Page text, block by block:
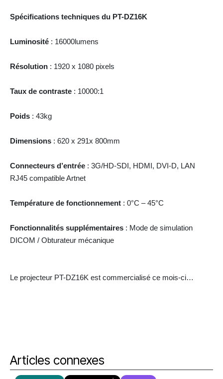
Spécifications techniques du PT-DZ16K
Luminosité : 16000lumens
Résolution : 1920 x 1080 pixels
Taux de contraste : 10000:1
Poids : 43kg
Dimensions : 620 x 291x 800mm
Connecteurs d’entrée : 3G/HD-SDI, HDMI, DVI-D, LAN
RJ45 compatible Artnet
Température de fonctionnement : 0°C – 45°C
Fonctionnalités supplémentaires : Mode de simulation
DICOM / Obturateur mécanique
Le projecteur PT-DZ16K est commercialisé ce mois-ci…
Articles connexes